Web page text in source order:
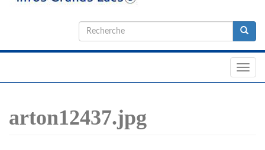
Formulaire
de
arton12437.jpg